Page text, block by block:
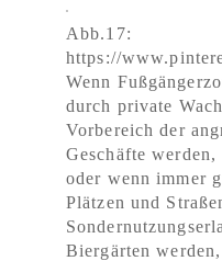
Abb.17:
https://
Wenn
durch private
Vorbereich der
Geschäfte werden,
oder wenn immer
Plätzen und
Biergärten